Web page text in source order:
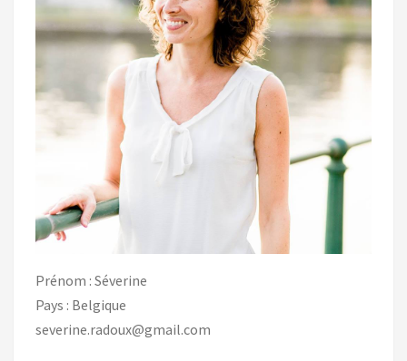
Prénom : Séverine
Pays : Belgique
severine.radoux@gmail.com